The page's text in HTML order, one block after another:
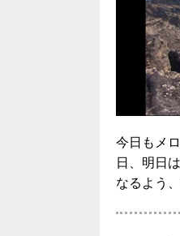
今日もメ
日、明日
なるよう